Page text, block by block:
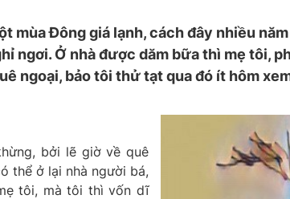
mùa Đông giá lạnh, cách đây nhiều
ngơi. Ở nhà được dăm bữa thì mẹ tôi,
ngoại, bảo tôi thử tạt qua đó ít hôm
bởi lẽ giờ về quê
thể ở lại nhà người bá,
tôi, mà tôi thì vốn dĩ